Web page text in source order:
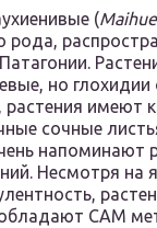
(
рода,
но глохидии
растения
сочные
напоминают
Несмотря на
обладают САМ